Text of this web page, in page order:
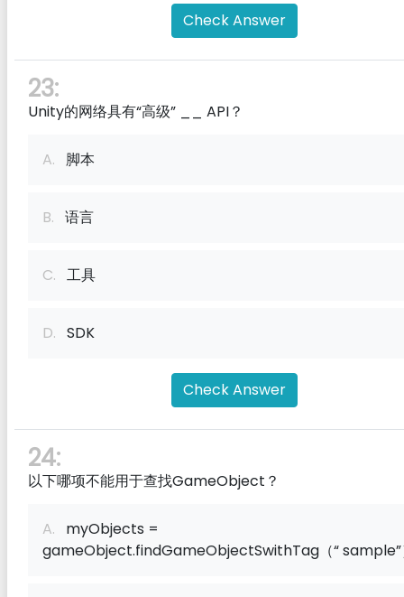
Check Answer
23:
Unity的网络具有“高级” __ API？
A. 脚本
B. 语言
C. 工具
D. SDK
Check Answer
24:
以下哪项不能用于查找GameObject？
A. myObjects =
gameObject.findGameObjectSwithTag（“ sample”